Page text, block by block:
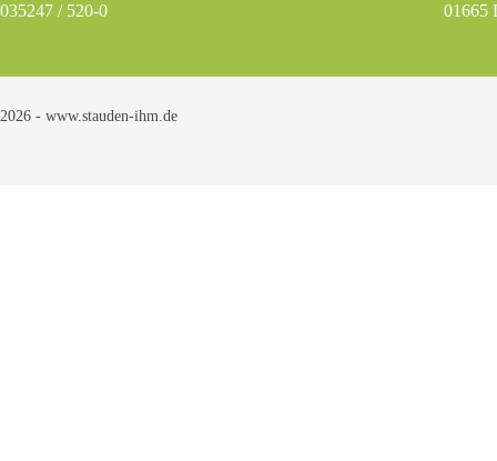
035247 / 520-0
01665
2026 - www.stauden-ihm.de